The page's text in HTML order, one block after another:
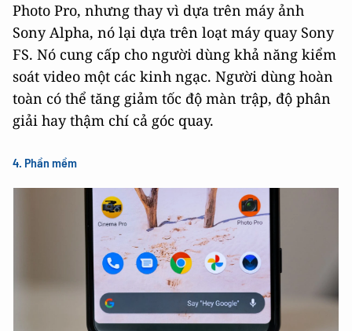
Photo Pro, nhưng thay vì dựa trên máy ảnh
Sony Alpha, nó lại dựa trên loạt máy quay Sony
FS. Nó cung cấp cho người dùng khả năng kiểm
soát video một các kinh ngạc. Người dùng hoàn
toàn có thể tăng giảm tốc độ màn trập, độ phân
giải hay thậm chí cả góc quay.
4. Phần mềm